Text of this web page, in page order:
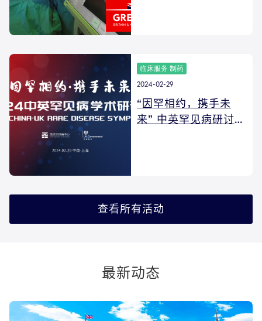
临床服务 制药
2024-02-29
“因罕相约，携手未
来” 中英罕见病研讨会
查看所有活动
最新动态